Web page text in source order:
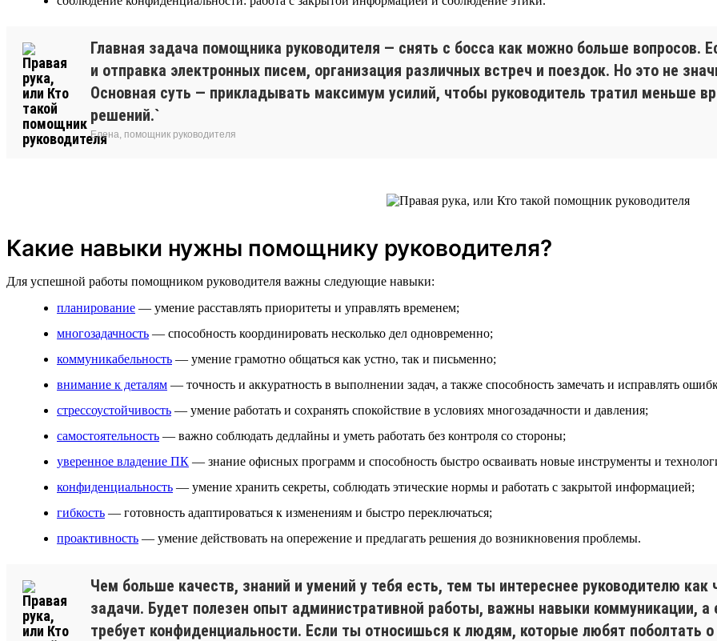
Главная задача помощника руководителя — снять с босса как можно больше вопросов.
и отправка электронных писем, организация различных встреч и поездок. Но это не
Основная суть — прикладывать максимум усилий, чтобы руководитель тратил меньше
решений.`
Елена, помощник руководителя
Какие навыки нужны помощнику руководителя?
Для успешной работы помощником руководителя важны следующие навыки:
планирование — умение расставлять приоритеты и управлять временем;
многозадачность — способность координировать несколько дел одновременно;
коммуникабельность — умение грамотно общаться как устно, так и письменно;
внимание к деталям — точность и аккуратность в выполнении задач, а также способность замечать и исправлять
стрессоустойчивость — умение работать и сохранять спокойствие в условиях многозадачности и давления;
самостоятельность — важно соблюдать дедлайны и уметь работать без контроля со стороны;
уверенное владение ПК — знание офисных программ и способность быстро осваивать новые инструменты и
конфиденциальность — умение хранить секреты, соблюдать этические нормы и работать с закрытой информацией;
гибкость — готовность адаптироваться к изменениям и быстро переключаться;
проактивность — умение действовать на опережение и предлагать решения до возникновения проблемы.
Чем больше качеств, знаний и умений у тебя есть, тем ты интереснее руководителю
задачи. Будет полезен опыт административной работы, важны навыки коммуникации,
требует конфиденциальности. Если ты относишься к людям, которые любят поболтать